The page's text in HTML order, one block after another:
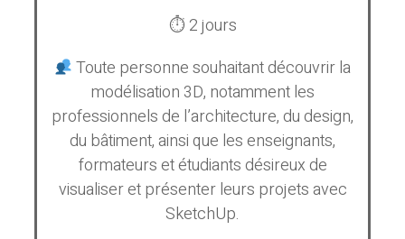
⏱ 2 jours
Toute personne souhaitant découvrir la
modélisation 3D, notamment les
professionnels de l’architecture, du design,
du bâtiment, ainsi que les enseignants,
formateurs et étudiants désireux de
visualiser et présenter leurs projets avec
SketchUp.